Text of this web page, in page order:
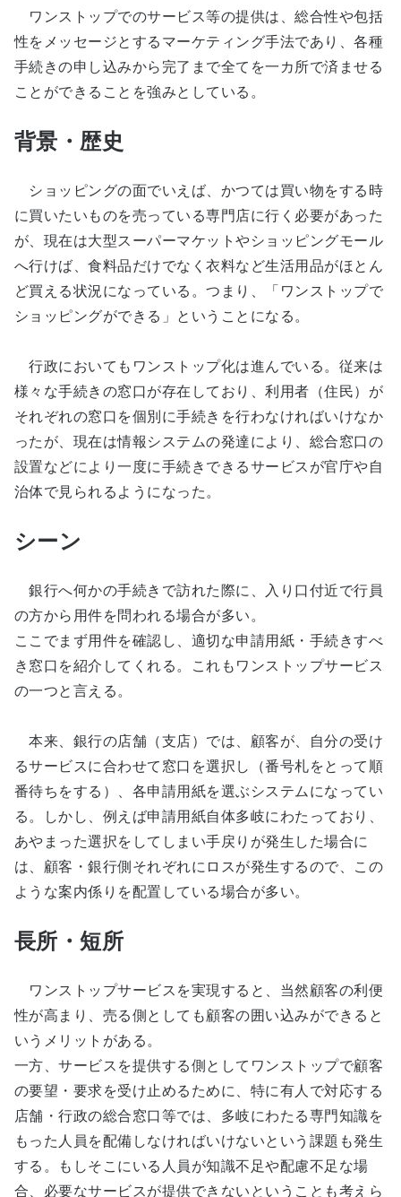
ワンストップでのサービス等の提供は、総合性や包括
性をメッセージとするマーケティング手法であり、各種
手続きの申し込みから完了まで全てを一カ所で済ませる
ことができることを強みとしている。
背景・歴史
ショッピングの面でいえば、かつては買い物をする時
に買いたいものを売っている専門店に行く必要があった
が、現在は大型スーパーマケットやショッピングモール
へ行けば、食料品だけでなく衣料など生活用品がほとん
ど買える状況になっている。つまり、「ワンストップで
ショッピングができる」ということになる。
行政においてもワンストップ化は進んでいる。従来は
様々な手続きの窓口が存在しており、利用者（住民）が
それぞれの窓口を個別に手続きを行わなければいけなか
ったが、現在は情報システムの発達により、総合窓口の
設置などにより一度に手続きできるサービスが官庁や自
治体で見られるようになった。
シーン
銀行へ何かの手続きで訪れた際に、入り口付近で行員
の方から用件を問われる場合が多い。
ここでまず用件を確認し、適切な申請用紙・手続きすべ
き窓口を紹介してくれる。これもワンストップサービス
の一つと言える。
本来、銀行の店舗（支店）では、顧客が、自分の受け
るサービスに合わせて窓口を選択し（番号札をとって順
番待ちをする）、各申請用紙を選ぶシステムになってい
る。しかし、例えば申請用紙自体多岐にわたっており、
あやまった選択をしてしまい手戻りが発生した場合に
は、顧客・銀行側それぞれにロスが発生するので、この
ような案内係りを配置している場合が多い。
長所・短所
ワンストップサービスを実現すると、当然顧客の利便
性が高まり、売る側としても顧客の囲い込みができると
いうメリットがある。
一方、サービスを提供する側としてワンストップで顧客
の要望・要求を受け止めるために、特に有人で対応する
店舗・行政の総合窓口等では、多岐にわたる専門知識を
もった人員を配備しなければいけないという課題も発生
する。もしそこにいる人員が知識不足や配慮不足な場
合、必要なサービスが提供できないということも考えら